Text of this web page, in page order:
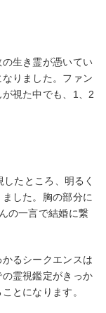
生き霊が憑いてい
りました。ファン
視た中でも、1、2
たところ、明るく
した。胸の部分に
の一言で結婚に繋
るシークエンスは
霊視鑑定がきっか
とになります。